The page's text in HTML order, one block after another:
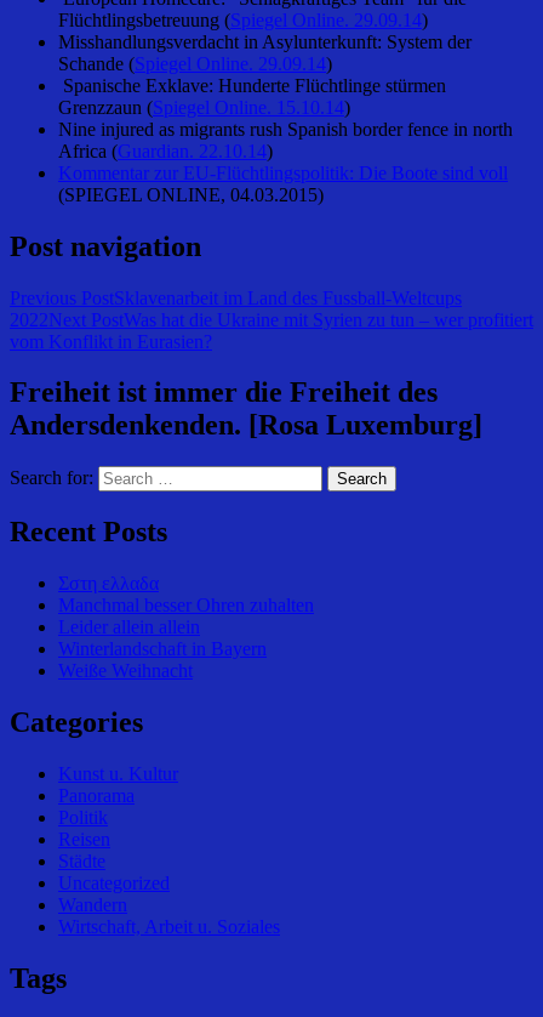
Flüchtlingsbetreuung (Spiegel Online. 29.09.14)
Misshandlungsverdacht in Asylunterkunft: System der
Schande (Spiegel Online. 29.09.14)
Spanische Exklave: Hunderte Flüchtlinge stürmen
Grenzzaun (Spiegel Online. 15.10.14)
Nine injured as migrants rush Spanish border fence in north
Africa (Guardian. 22.10.14)
Kommentar zur EU-Flüchtlingspolitik: Die Boote sind voll
(SPIEGEL ONLINE, 04.03.2015)
Post navigation
Previous PostSklavenarbeit im Land des Fussball-Weltcups
2022Next PostWas hat die Ukraine mit Syrien zu tun – wer profitiert
vom Konflikt in Eurasien?
Freiheit ist immer die Freiheit des
Andersdenkenden. [Rosa Luxemburg]
Search for:
Recent Posts
Σστη ελλαδα
Manchmal besser Ohren zuhalten
Leider allein allein
Winterlandschaft in Bayern
Weiße Weihnacht
Categories
Kunst u. Kultur
Panorama
Politik
Reisen
Städte
Uncategorized
Wandern
Wirtschaft, Arbeit u. Soziales
Tags